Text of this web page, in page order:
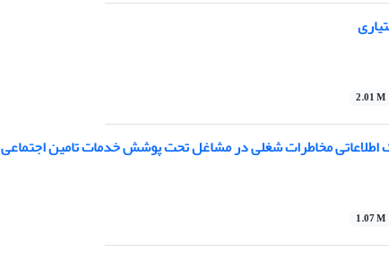
2.01 M
اطلاعاتی مخاطرات شغلی در مشاغل تحت پوشش خدمات تامین اجتماعی
1.07 M